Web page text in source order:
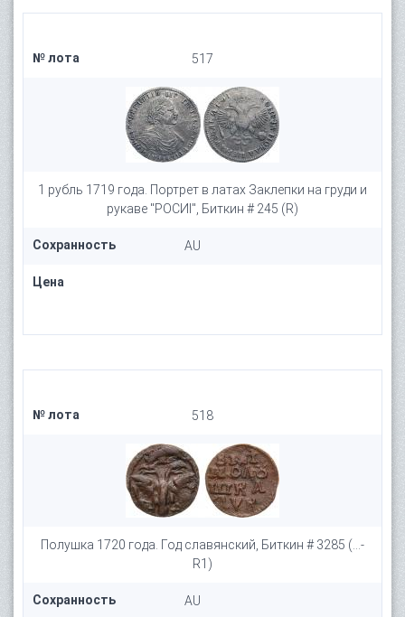
№ лота 517
1 рубль 1719 года. Портрет в латах Заклепки на груди и
рукаве "РОСИI", Биткин # 245 (R)
Сохранность AU
Цена
№ лота 518
Полушка 1720 года. Год славянский, Биткин # 3285 (...-
R1)
Сохранность AU